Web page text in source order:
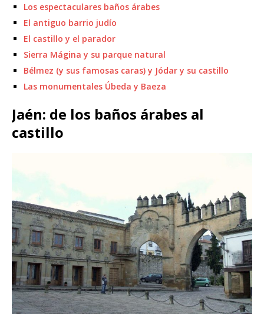
Los espectaculares baños árabes
El antiguo barrio judío
El castillo y el parador
Sierra Mágina y su parque natural
Bélmez (y sus famosas caras) y Jódar y su castillo
Las monumentales Úbeda y Baeza
Jaén: de los baños árabes al
castillo